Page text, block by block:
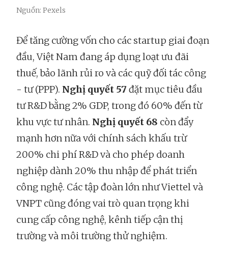
Nguồn: Pexels
Để tăng cường vốn cho các startup giai đoạn
đầu, Việt Nam đang áp dụng loạt ưu đãi
thuế, bảo lãnh rủi ro và các quỹ đối tác công
- tư (PPP). Nghị quyết 57đặt mục tiêu đầu
tư R&D bằng 2% GDP, trong đó 60% đến từ
khu vực tư nhân. Nghị quyết 68 còn đẩy
mạnh hơn nữa với chính sách khấu trừ
200% chi phí R&D và cho phép doanh
nghiệp dành 20% thu nhập để phát triển
công nghệ. Các tập đoàn lớn như Viettel và
VNPT cũng đóng vai trò quan trọng khi
cung cấp công nghệ, kênh tiếp cận thị
trường và môi trường thử nghiệm.